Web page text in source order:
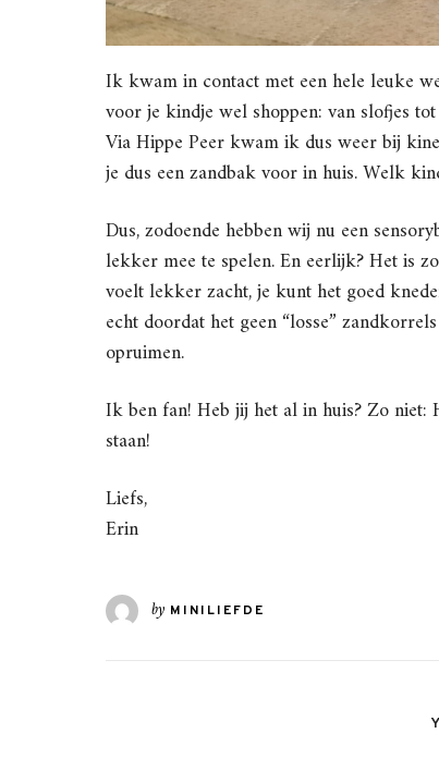
Ik kwam in contact met een hele leuke
voor je kindje wel shoppen: van slofjes
Via Hippe Peer kwam ik dus weer bij
je dus een zandbak voor in huis. Welk
Dus, zodoende hebben wij nu een
lekker mee te spelen. En eerlijk? Het is
voelt lekker zacht, je kunt het goed
echt doordat het geen “losse”
opruimen.
Ik ben fan! Heb jij het al in huis? Zo niet:
staan!
Liefs,
Erin
by MINILIEFDE